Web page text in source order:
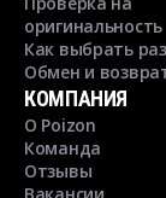
оригинальность
Как выбрать
Обмен и
КОМПАНИЯ
О Poizon
Команда
Отзывы